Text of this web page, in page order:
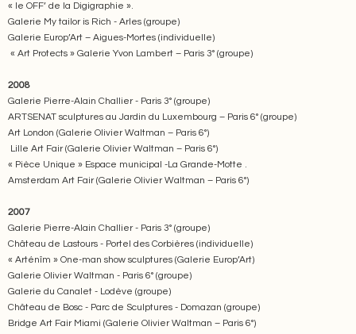
« le OFF’ de la Digigraphie ».
Galerie My tailor is Rich - Arles (groupe)
Galerie Europ’Art – Aigues-Mortes (individuelle)
« Art Protects » Galerie Yvon Lambert – Paris 3° (groupe)
2008
Galerie Pierre-Alain Challier - Paris 3° (groupe)
ARTSENAT sculptures au Jardin du Luxembourg – Paris 6° (groupe)
Art London (Galerie Olivier Waltman – Paris 6°)
Lille Art Fair (Galerie Olivier Waltman – Paris 6°)
« Pièce Unique » Espace municipal -La Grande-Motte .
Amsterdam Art Fair (Galerie Olivier Waltman – Paris 6°)
2007
Galerie Pierre-Alain Challier - Paris 3° (groupe)
Château de Lastours - Portel des Corbières (individuelle)
« Arténîm » One-man show sculptures (Galerie Europ’Art)
Galerie Olivier Waltman - Paris 6° (groupe)
Galerie du Canalet - Lodève (groupe)
Château de Bosc - Parc de Sculptures - Domazan (groupe)
Bridge Art Fair Miami (Galerie Olivier Waltman – Paris 6°)